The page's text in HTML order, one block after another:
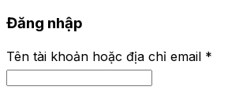
Đăng nhập
Tên tài khoản hoặc địa chỉ email *